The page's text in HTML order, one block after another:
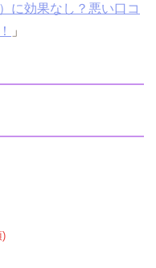
に効果なし？悪い口コ
」
)